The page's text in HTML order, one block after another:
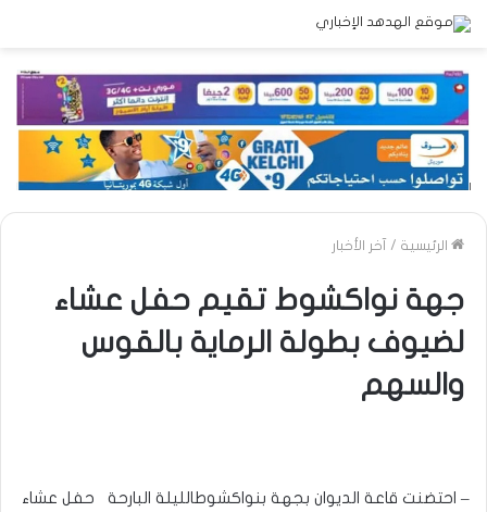
الرئيسية / آخر الأخبار
جهة نواكشوط تقيم حفل عشاء
لضيوف بطولة الرماية بالقوس
والسهم
– احتضنت قاعة الديوان بجهة بنواكشوطالليلة البارحة حفل عشاء